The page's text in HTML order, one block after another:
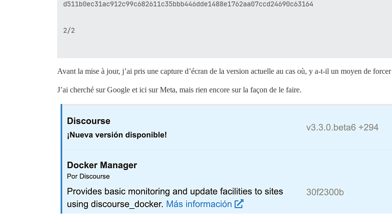
d511b0ec31ac912c99c682611c35bbb446dde1488e1762aa07ccd24690c63164
2/2
Avant la mise à jour, j’ai pris une capture d’écran de la version actuelle au cas où, y a-t-il un moyen de forcer
J’ai cherché sur Google et ici sur Meta, mais rien encore sur la façon de le faire.